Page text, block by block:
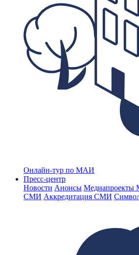
Онлайн-тур по МАИ
Пресс-центр
Новости Анонсы
СМИ Аккредитация СМИ